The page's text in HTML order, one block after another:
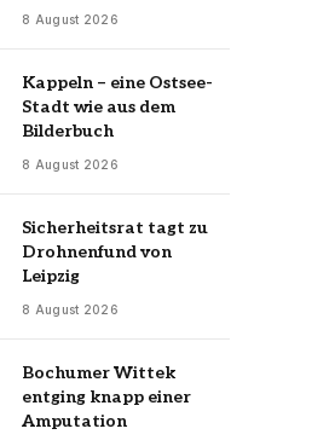
8 August 2026
Kappeln – eine Ostsee-
Stadt wie aus dem
Bilderbuch
8 August 2026
Sicherheitsrat tagt zu
Drohnenfund von
Leipzig
8 August 2026
Bochumer Wittek
entging knapp einer
Amputation